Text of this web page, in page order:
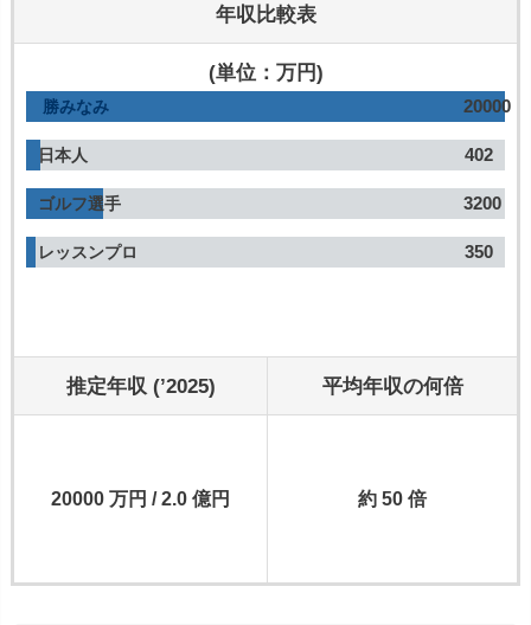
年収比較表
(単位：万円)
勝みなみ 20000
日本人 402
ゴルフ選手 3200
レッスンプロ 350
推定年収 (’2025) 平均年収の何倍
20000 万円 / 2.0 億円 約 50 倍